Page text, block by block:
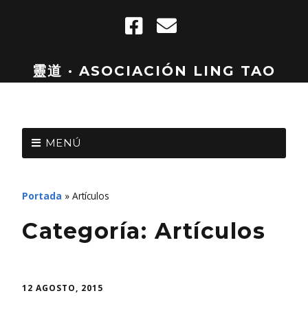
靈道 · ASOCIACIÓN LING TAO
MENÚ
Portada » Artículos
Categoría: Artículos
12 AGOSTO, 2015